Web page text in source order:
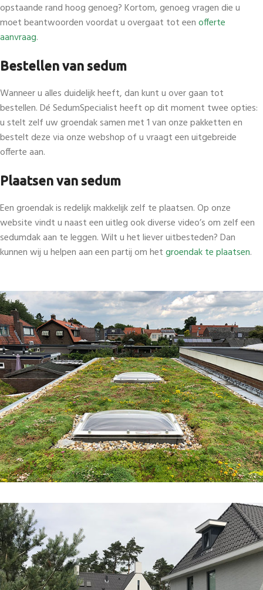
opstaande rand hoog genoeg? Kortom, genoeg vragen die u
moet beantwoorden voordat u overgaat tot eenofferte
aanvraag.
Bestellen van sedum
Wanneer u alles duidelijk heeft, dan kunt u over gaan tot
bestellen. Dé SedumSpecialist heeft op dit moment twee opties:
u stelt zelf uw groendak samen met 1 van onze pakketten en
bestelt deze via onze webshop of u vraagt een uitgebreide
offerte aan.
Plaatsen van sedum
Een groendak is redelijk makkelijk zelf te plaatsen. Op onze
website vindt u naast een uitleg ook diverse video’s om zelf een
sedumdak aan te leggen. Wilt u het liever uitbesteden? Dan
kunnen wij u helpen aan een partij om hetgroendak te plaatsen.